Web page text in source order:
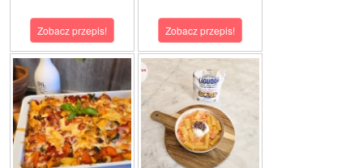
Zobacz przepis! Zobacz przepis!